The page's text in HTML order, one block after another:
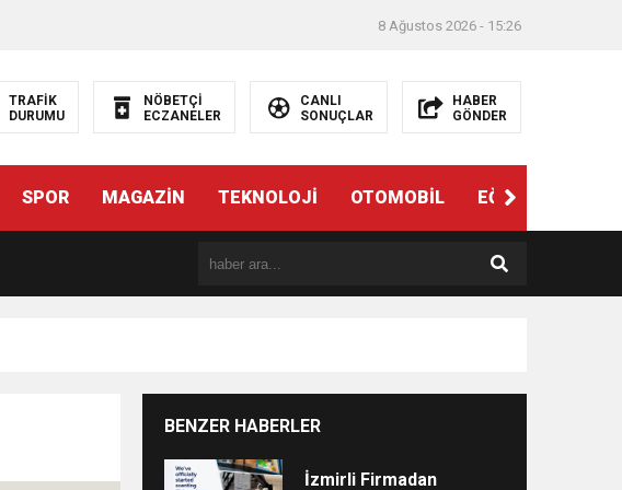
8 Ağustos 2026 - 15:26
TRAFİK
DURUMU
NÖBETÇİ
ECZANELER
CANLI
SONUÇLAR
HABER
GÖNDER
SPOR MAGAZİN TEKNOLOJİ OTOMOBİL EĞİTİM
BENZER HABERLER
İzmirli Firmadan